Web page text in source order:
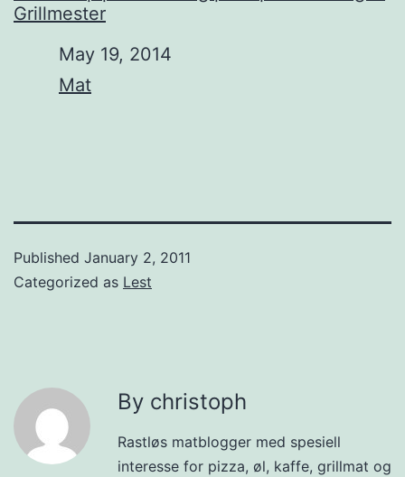
Grillmester
May 19, 2014
In relation to
Mat
Published January 2, 2011
Categorized as Lest
By christoph
Rastløs matblogger med spesiell
interesse for pizza, øl, kaffe, grillmat og